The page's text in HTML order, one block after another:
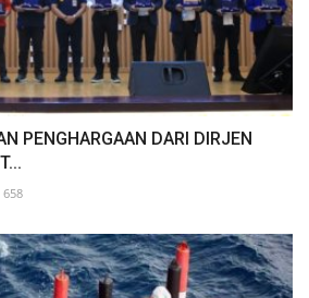
PENGHARGAAN DARI DIRJEN
658